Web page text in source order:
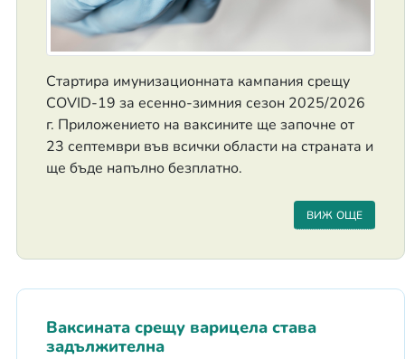
Стартира имунизационната кампания срещу
COVID-19 за есенно-зимния сезон 2025/2026
г. Приложението на ваксините ще започне от
23 септември във всички области на страната и
ще бъде напълно безплатно.
ВИЖ ОЩЕ
Ваксината срещу варицела става
задължителна